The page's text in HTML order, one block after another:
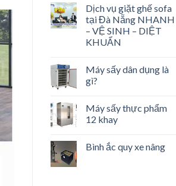
Dịch vụ giặt ghế sofa
tại Đà Nẵng NHANH
– VỆ SINH – DIỆT
KHUẨN
Máy sấy dân dụng là
gì?
Máy sấy thực phẩm
12 khay
Bình ắc quy xe nâng